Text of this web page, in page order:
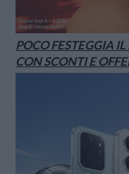
POCO FESTEGGIA
CON SCONTI E